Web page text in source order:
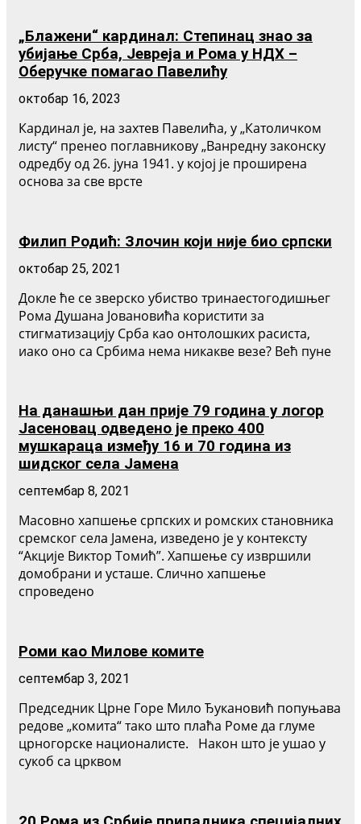
„Блажени“ кардинал: Степинац знао за
убијање Срба, Јевреја и Рома у НДХ –
Оберучке помагао Павелићу
октобар 16, 2023
Кардинал је, на захтев Павелића, у „Католичком
листу“ пренео поглавникову „Ванредну законску
одредбу од 26. јуна 1941. у којој је проширена
основа за све врсте
Филип Родић: Злочин који није био српски
октобар 25, 2021
Докле ће се зверско убиство тринаестогодишњег
Рома Душана Јовановића користити за
стигматизацију Срба као онтолошких расиста,
иако оно са Србима нема никакве везе? Већ пуне
На данашњи дан прије 79 година у логор
Јасеновац одведено је преко 400
мушкараца између 16 и 70 година из
шидског села Јамена
септембар 8, 2021
Масовно хапшење српских и ромских становника
сремског села Јамена, изведено је у контексту
“Акције Виктор Томић”. Хапшење су извршили
домобрани и усташе. Слично хапшење
спроведено
Роми као Милове комите
септембар 3, 2021
Председник Црне Горе Мило Ђукановић попуњава
редове „комита“ тако што плаћа Роме да глуме
црногорске националисте. Након што је ушао у
сукоб са црквом